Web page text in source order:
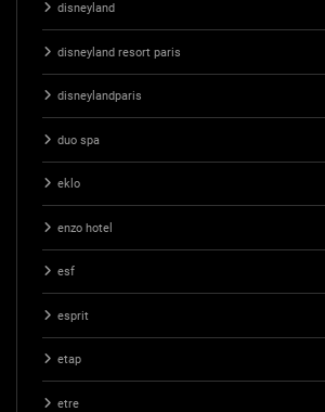
disneyland
disneyland resort paris
disneylandparis
duo spa
eklo
enzo hotel
esf
esprit
etap
etre